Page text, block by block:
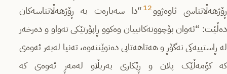
ڕۆژهەڵاتناسی ئاوەژوو12“دا سەبارەت بە ڕۆژهەڵاتناسەکان
دەڵێت: “ئەوان بۆچوونەکانییان وەکوو ڕاپۆرتێکی تەواو و دەرخەر
لە ڕاستییەکی نەگۆڕ و هەتاهەتایی دەنوێننەوە، تەنیا لەبەر ئەوەی
کە کۆمەڵێک پلان و ڕێکاری بەربڵاو لەمەڕ ئەوەی کە